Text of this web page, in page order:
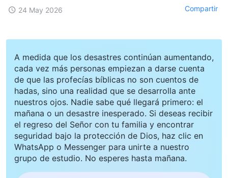
24 May 2026 Compartir
A medida que los desastres continúan aumentando,
cada vez más personas empiezan a darse cuenta
de que las profecías bíblicas no son cuentos de
hadas, sino una realidad que se desarrolla ante
nuestros ojos. Nadie sabe qué llegará primero: el
mañana o un desastre inesperado. Si deseas recibir
el regreso del Señor con tu familia y encontrar
seguridad bajo la protección de Dios, haz clic en
WhatsApp o Messenger para unirte a nuestro
grupo de estudio. No esperes hasta mañana.